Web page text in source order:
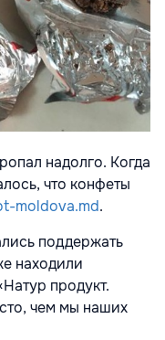
надолго. Когда
что конфеты
moldova.md.
поддержать
находили
продукт.
чем мы наших